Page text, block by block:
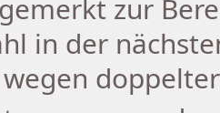
zur
in der